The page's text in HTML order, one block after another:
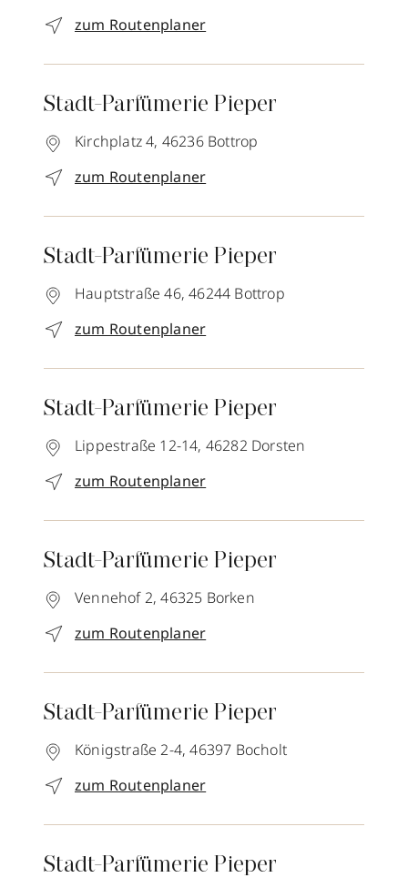
zum Routenplaner
Stadt-Parfümerie Pieper
Kirchplatz 4, 46236 Bottrop
zum Routenplaner
Stadt-Parfümerie Pieper
Hauptstraße 46, 46244 Bottrop
zum Routenplaner
Stadt-Parfümerie Pieper
Lippestraße 12-14, 46282 Dorsten
zum Routenplaner
Stadt-Parfümerie Pieper
Vennehof 2, 46325 Borken
zum Routenplaner
Stadt-Parfümerie Pieper
Königstraße 2-4, 46397 Bocholt
zum Routenplaner
Stadt-Parfümerie Pieper